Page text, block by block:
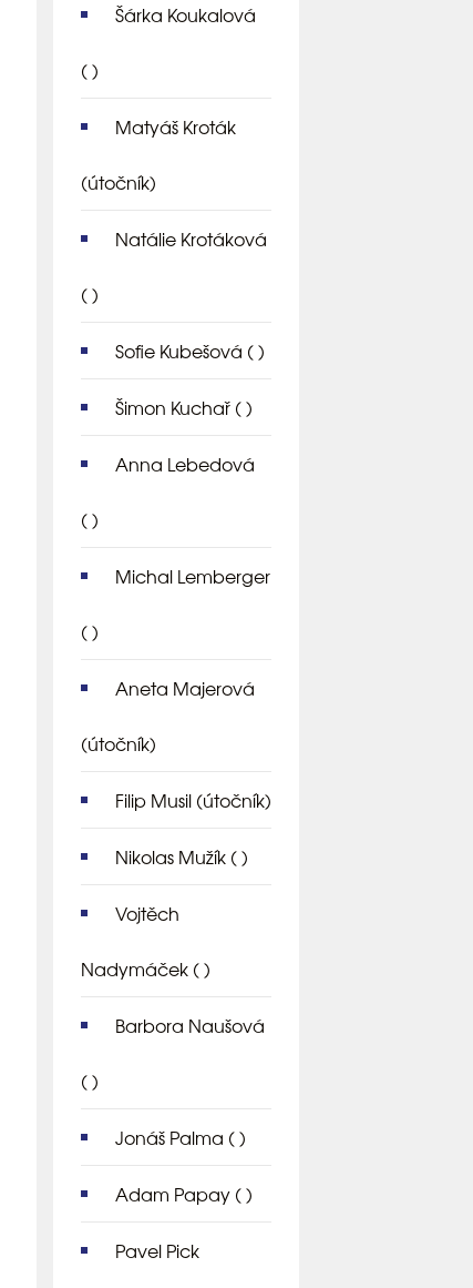
Šárka Koukalová
( )
Matyáš Kroták
(útočník)
Natálie Krotáková
( )
Sofie Kubešová ( )
Šimon Kuchař ( )
Anna Lebedová
( )
Michal Lemberger
( )
Aneta Majerová
(útočník)
Filip Musil (útočník)
Nikolas Mužík ( )
Vojtěch
Nadymáček ( )
Barbora Naušová
( )
Jonáš Palma ( )
Adam Papay ( )
Pavel Pick